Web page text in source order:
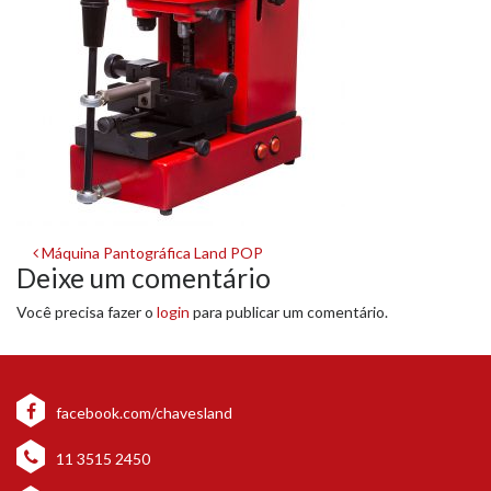
Navegação
de
post
Máquina Pantográfica Land POP
Deixe um comentário
Você precisa fazer o login para publicar um comentário.
facebook.com/chavesland
11 3515 2450